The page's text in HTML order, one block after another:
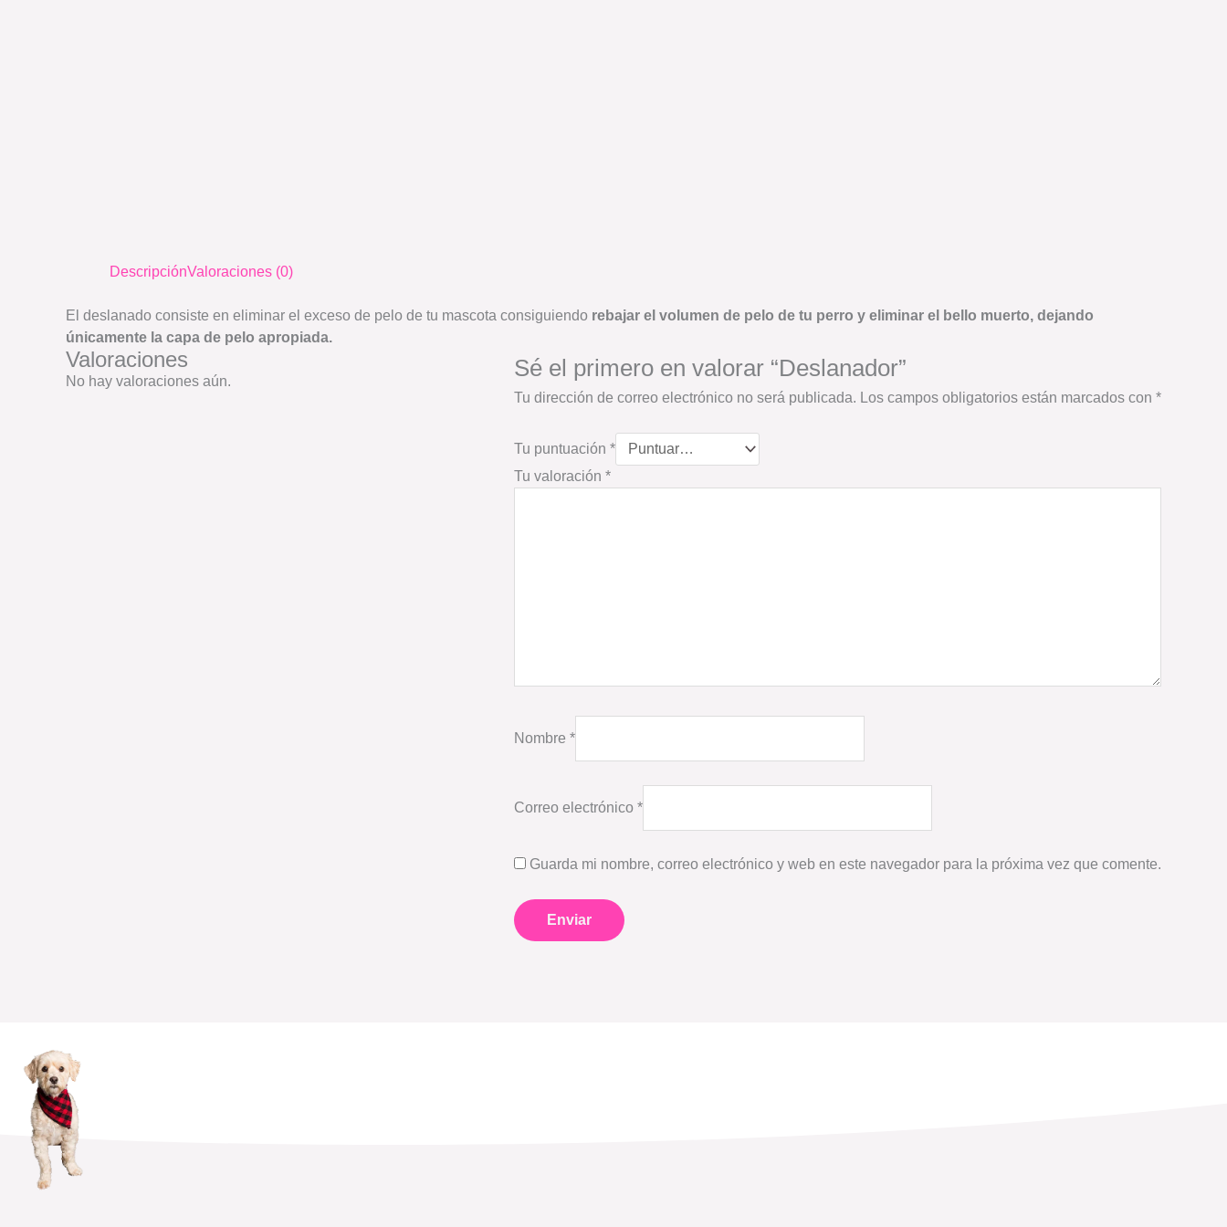
DescripciónValoraciones (0)
El deslanado consiste en eliminar el exceso de pelo de tu mascota consiguiendo rebajar el volumen de pelo de tu perro y eliminar el bello muerto, dejando
únicamente la capa de pelo apropiada.
Valoraciones
No hay valoraciones aún. Sé el primero en valorar “Deslanador”
Tu dirección de correo electrónico no será publicada. Los campos obligatorios están marcados con *
Tu puntuación *
Tu valoración *
Nombre *
Correo electrónico *
Guarda mi nombre, correo electrónico y web en este navegador para la próxima vez que comente.